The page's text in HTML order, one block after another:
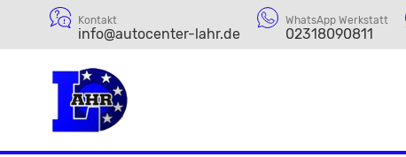
Kontakt
info@autocenter-lahr.de
WhatsApp Werkstatt
02318090811